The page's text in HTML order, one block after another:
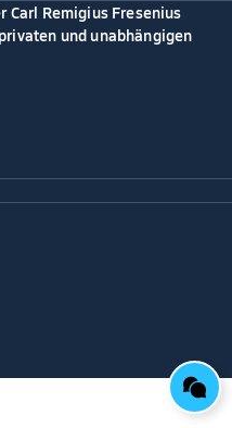
Carl Remigius Fresenius
und unabhängigen